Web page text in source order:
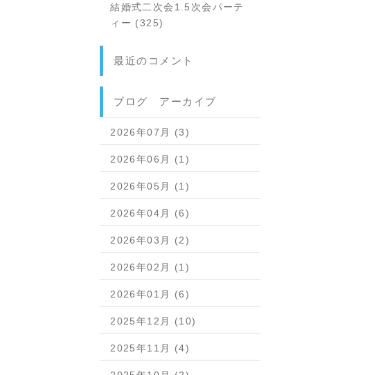
結婚式二次会1.5次会パーテ
ィー (325)
最近のコメント
ブログ アーカイブ
2026年07月 (3)
2026年06月 (1)
2026年05月 (1)
2026年04月 (6)
2026年03月 (2)
2026年02月 (1)
2026年01月 (6)
2025年12月 (10)
2025年11月 (4)